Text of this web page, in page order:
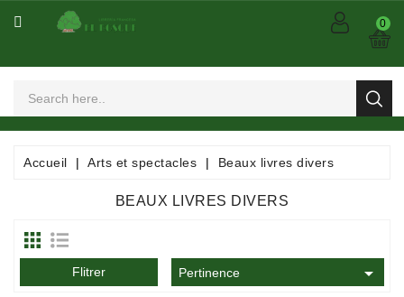
CATÉGORIE
Spectacles
Dessinées
Mangas
Consommables
0
Accueil Arts et spectacles Beaux livres divers
BEAUX LIVRES DIVERS
Flitrer Pertinence 